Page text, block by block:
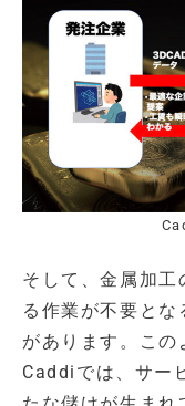
そして、金属加
る作業が不要とな
があります。この
Caddiでは、サー